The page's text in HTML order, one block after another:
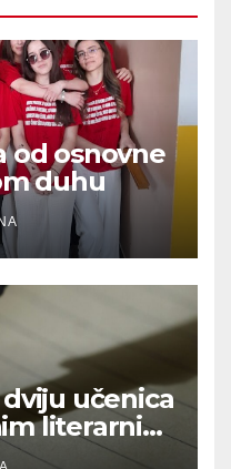
od osnovne
duhu
učenica
literarnim